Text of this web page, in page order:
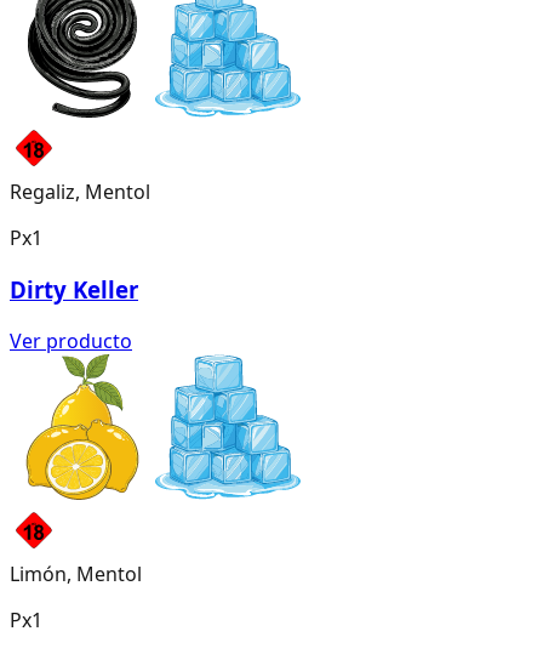
Regaliz, Mentol
Px1
Dirty Keller
Ver producto
Limón, Mentol
Px1